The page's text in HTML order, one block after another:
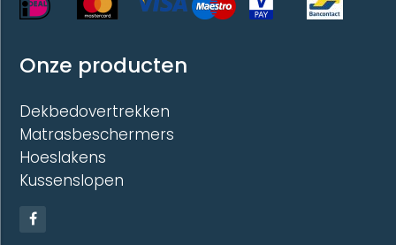
Onze producten
Dekbedovertrekken
Matrasbeschermers
Hoeslakens
Kussenslopen